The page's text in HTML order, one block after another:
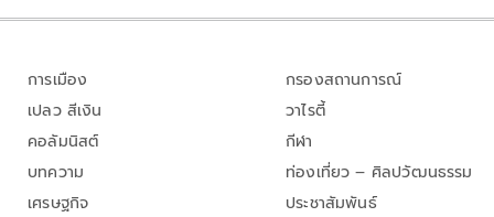
การเมือง
เปลว สีเงิน
คอลัมนิสต์
บทความ
เศรษฐกิจ
กรองสถานการณ์
วาไรตี้
กีฬา
ท่องเที่ยว – ศิลปวัฒนธรรม
ประชาสัมพันธ์